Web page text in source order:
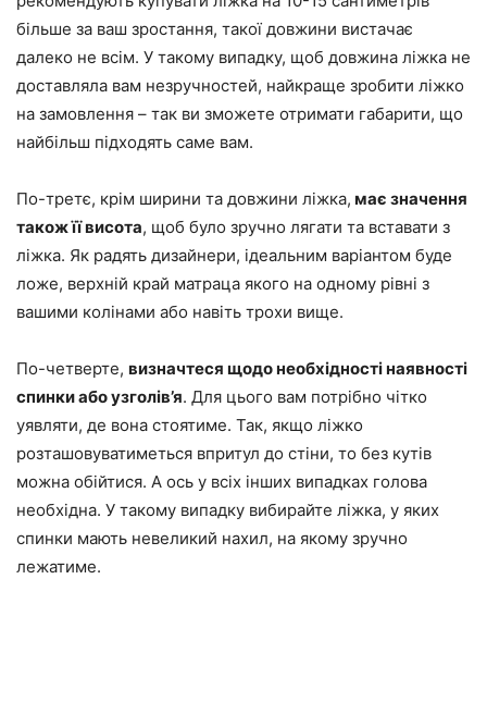
більше за ваш зростання, такої довжини вистачає
далеко не всім. У такому випадку, щоб довжина ліжка не
доставляла вам незручностей, найкраще зробити ліжко
на замовлення – так ви зможете отримати габарити, що
найбільш підходять саме вам.
По-третє, крім ширини та довжини ліжка, має значення
також її висота, щоб було зручно лягати та вставати з
ліжка. Як радять дизайнери, ідеальним варіантом буде
ложе, верхній край матраца якого на одному рівні з
вашими колінами або навіть трохи вище.
По-четверте, визначтеся щодо необхідності наявності
спинки або узголів’я. Для цього вам потрібно чітко
уявляти, де вона стоятиме. Так, якщо ліжко
розташовуватиметься впритул до стіни, то без кутів
можна обійтися. А ось у всіх інших випадках голова
необхідна. У такому випадку вибирайте ліжка, у яких
спинки мають невеликий нахил, на якому зручно
лежатиме.